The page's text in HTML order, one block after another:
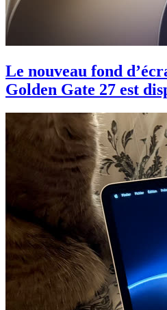
Le nouveau fond
Golden Gate 27 est